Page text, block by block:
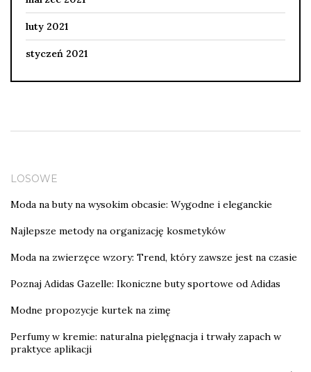
luty 2021
styczeń 2021
LOSOWE
Moda na buty na wysokim obcasie: Wygodne i eleganckie
Najlepsze metody na organizację kosmetyków
Moda na zwierzęce wzory: Trend, który zawsze jest na czasie
Poznaj Adidas Gazelle: Ikoniczne buty sportowe od Adidas
Modne propozycje kurtek na zimę
Perfumy w kremie: naturalna pielęgnacja i trwały zapach w
praktyce aplikacji